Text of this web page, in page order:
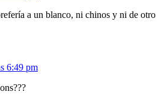
a un blanco, ni chinos y ni de otro
6:49 pm